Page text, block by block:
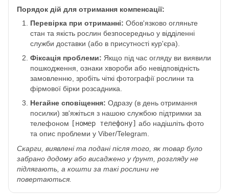
Порядок дій для отримання компенсації:
Перевірка при отриманні: Обов'язково огляньте
стан та якість рослин безпосередньо у відділенні
служби доставки (або в присутності кур'єра).
Фіксація проблеми: Якщо під час огляду ви виявили
пошкодження, ознаки хвороби або невідповідність
замовленню, зробіть чіткі фотографії рослини та
фірмової бірки розсадника.
Негайне сповіщення: Одразу (в день отримання
посилки) зв'яжіться з нашою службою підтримки за
телефоном [номер телефону] або надішліть фото
та опис проблеми у Viber/Telegram.
Скарги, виявлені та подані після того, як товар було
забрано додому або висаджено у ґрунт, розгляду не
підлягають, а кошти за такі рослини не
повертаються.